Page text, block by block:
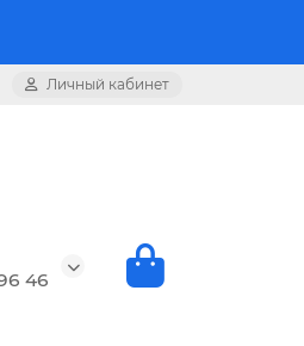
Личный кабинет
46